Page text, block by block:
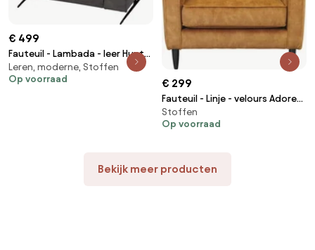
€ 499
Fauteuil - Lambada - leer Hunter
grijs 104
Leren, moderne, Stoffen
Op voorraad
€ 299
Fauteuil - Linje - velours Adore
cognac 28
Stoffen
Op voorraad
Bekijk meer producten